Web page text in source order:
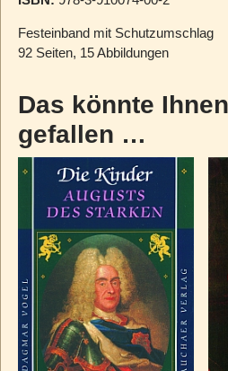
Festeinband mit Schutzumschlag
92 Seiten, 15 Abbildungen
Das könnte
gefallen …